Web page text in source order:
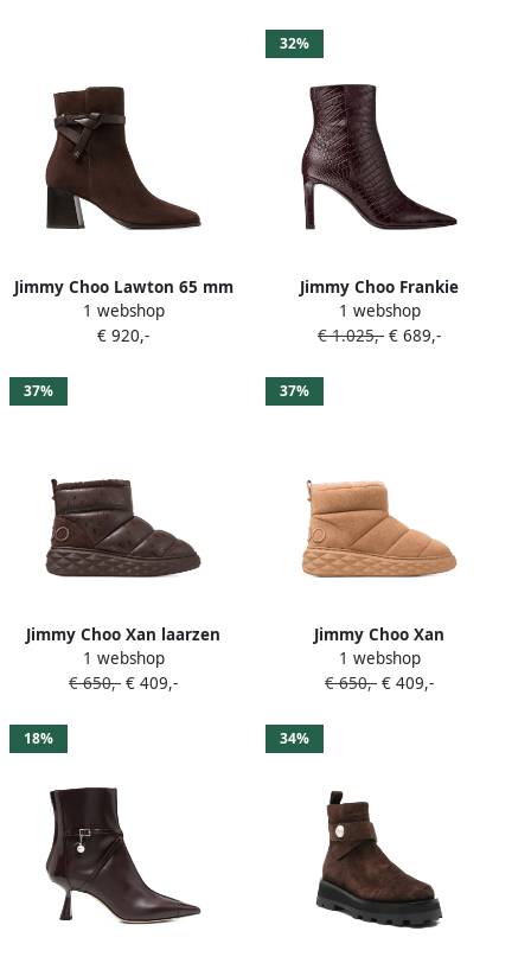
Jimmy Choo Lawton 65 mm
leren laarzen met geknoopt
bandje Bruin
1 webshop
€ 920,-
32%
Jimmy Choo Frankie
enkellaarzen met
krokodillen-reliëf Bruin
1 webshop
€ 1.025,- € 689,-
37%
Jimmy Choo Xan laarzen
Bruin
1 webshop
€ 650,- € 409,-
37%
Jimmy Choo Xan
gewatteerde laarzen Bruin
1 webshop
€ 650,- € 409,-
18% 34%